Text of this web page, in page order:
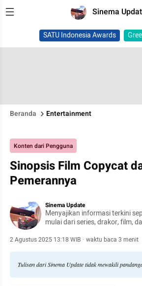
Sinema
SATU Indonesia Awards
Beranda Entertainment
Konten dari Pengguna
Sinopsis Film Copycat
Pemerannya
Sinema Update
Menyajikan informasi terkini
mulai dari series, drakor, film,
2 Agustus 2025 13:18 WIB · waktu baca 3 menit
Tulisan dari Sinema Update tidak mewakili